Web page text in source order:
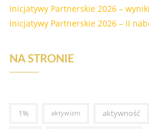
Inicjatywy Partnerskie 2026 –
Inicjatywy Partnerskie 2026 – II
NA STRONIE
1% aktywizm aktywność